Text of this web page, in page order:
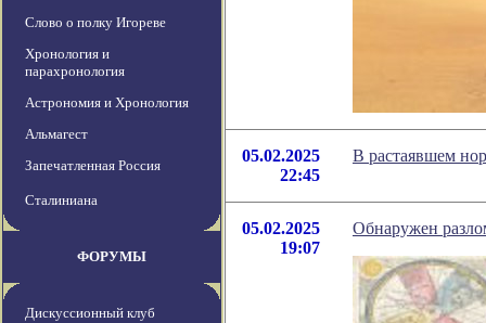
Слово о полку Игореве
Хронология и
парахронология
Астрономия и Хронология
Альмагест
Запечатленная Россия
Сталиниана
ФОРУМЫ
Дискуссионный клуб
05.02.2025
22:45
В растаявшем
05.02.2025
19:07
Обнаружен